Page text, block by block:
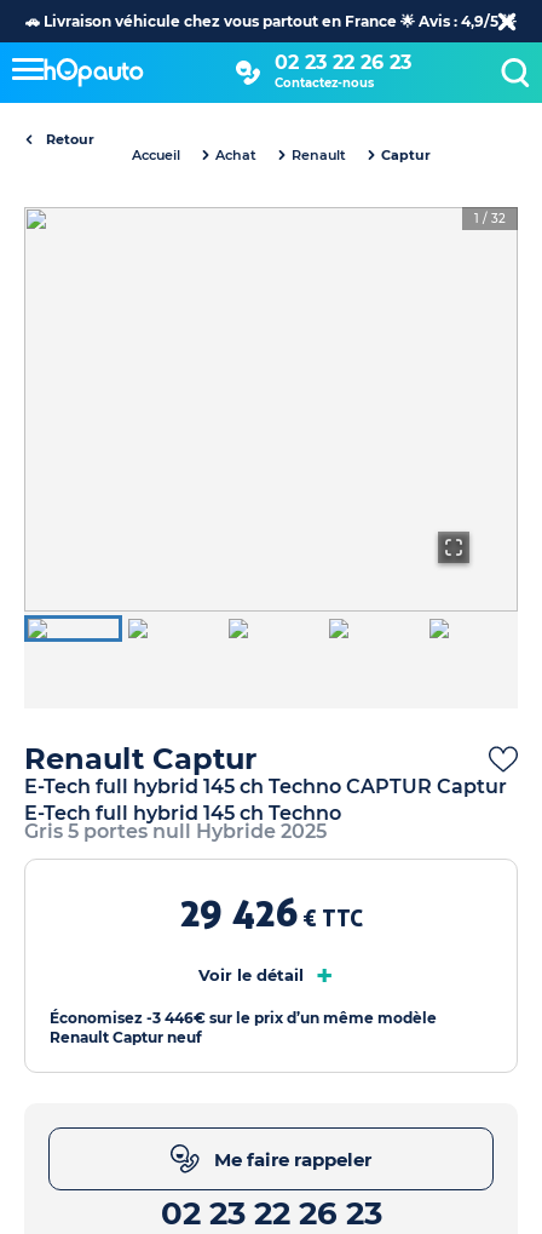
🚗 Livraison véhicule chez vous partout en France 🌟 Avis : 4,9/5 🌟
02 23 22 26 23
Contactez-nous
Retour
Accueil
Achat Renault Captur
1 / 32
Renault Captur
E-Tech full hybrid 145 ch Techno CAPTUR Captur
E-Tech full hybrid 145 ch Techno
Gris 5 portes null Hybride 2025
29 426 € TTC
Voir le détail +
Économisez -3 446€ sur le prix d’un même modèle
Renault Captur neuf
Me faire rappeler
02 23 22 26 23